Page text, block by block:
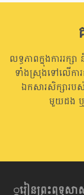
លទ្ធភាពក្នុងការរក្
ទាំងស្រុងទៅលើក
ឯកសារសិក្សារប
មួយដង ឬ
ករៀនព្រះពុទ្ធ